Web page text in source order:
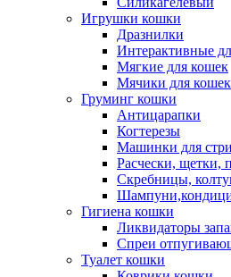
Игрушки кошки
Дразнилки
Интерактивные
Мягкие для кошек
Мячики для кошек
Груминг кошки
Антицарапки
Когтерезы
Машинки для
Расчески, щетки,
Скребницы,
Гигиена кошки
Ликвидаторы
Спреи
Туалет кошки